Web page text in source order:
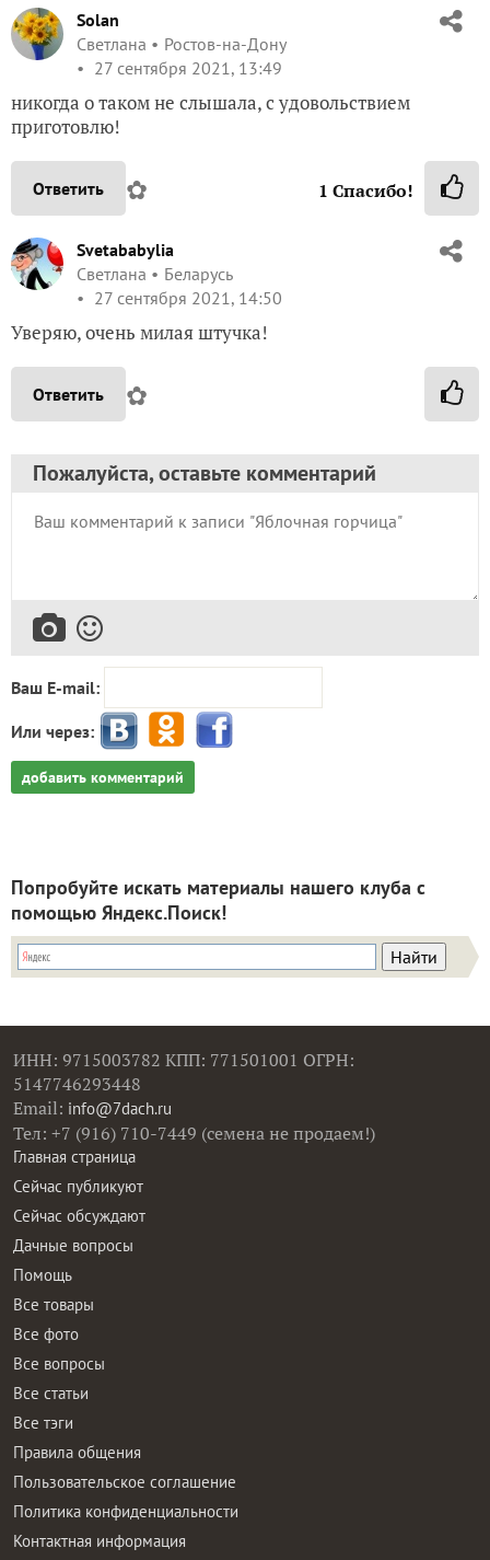
Solan
Светлана
Ростов-на-Дону
27 сентября 2021, 13:49
никогда о таком не слышала, с удовольствием
приготовлю!
Ответить ✿ 1 Спасибо!
Svetababylia
Светлана
Беларусь
27 сентября 2021, 14:50
Уверяю, очень милая штучка!
Ответить ✿
Пожалуйста, оставьте комментарий
Ваш E-mail:
Или через:
добавить комментарий
Попробуйте искать материалы нашего клуба с
помощью Яндекс.Поиск!
ИНН: 9715003782 КПП: 771501001 ОГРН:
5147746293448
Email: info@7dach.ru
Тел: +7 (916) 710-7449 (семена не продаем!)
Главная страница
Сейчас публикуют
Сейчас обсуждают
Дачные вопросы
Помощь
Все товары
Все фото
Все вопросы
Все статьи
Все тэги
Правила общения
Пользовательское соглашение
Политика конфиденциальности
Контактная информация